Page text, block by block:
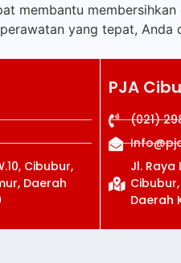
membantu
yang tepat,
Cibubur,
Daerah
PJA
(021)
Jl. Raya
Daerah